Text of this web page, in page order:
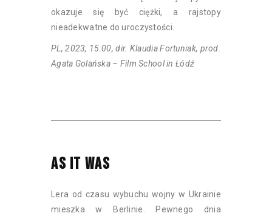
okazuje się być ciężki, a rajstopy
nieadekwatne do uroczystości.
PL, 2023, 15:00, dir. Klaudia Fortuniak, prod.
Agata Golańska – Film School in Łódź
AS IT WAS
Lera od czasu wybuchu wojny w Ukrainie
mieszka w Berlinie. Pewnego dnia